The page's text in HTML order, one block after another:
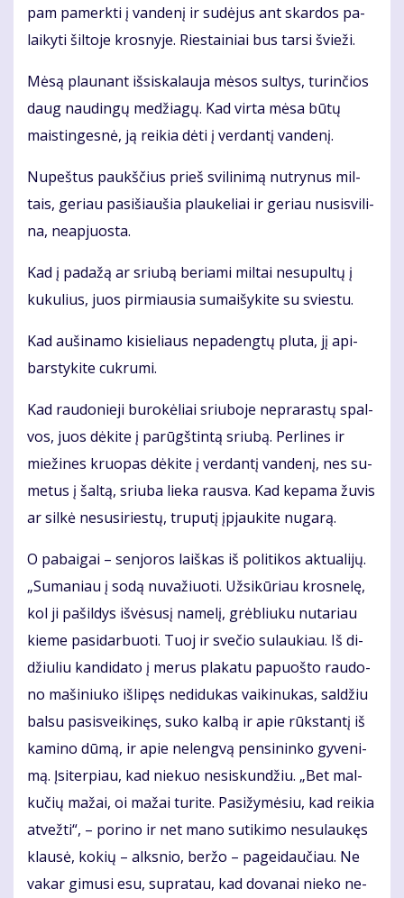
pam pa­merk­ti į van­de­nį ir su­dė­jus ant skar­dos pa­
lai­ky­ti šil­to­je kros­ny­je. Ries­tai­niai bus tar­si švie­ži.
Mė­są plau­nant iš­si­ska­lau­ja mė­sos sul­tys, tu­rin­čios
daug nau­din­gų me­džia­gų. Kad vir­ta mė­sa bū­tų
mais­tin­ges­nė, ją rei­kia dė­ti į ver­dan­tį van­de­nį.
Nu­peš­tus paukš­čius prieš svi­li­ni­mą nu­try­nus mil­
tais, ge­riau pa­si­šiau­šia plau­ke­liai ir ge­riau nu­si­svi­li­
na, ne­ap­juos­ta.
Kad į pa­da­žą ar sriu­bą be­ria­mi mil­tai ne­su­pul­tų į
ku­ku­lius, juos pir­miau­sia su­mai­šy­ki­te su svies­tu.
Kad au­ši­na­mo ki­sie­liaus ne­pa­deng­tų plu­ta, jį api­
bars­ty­ki­te cuk­ru­mi.
Kad rau­do­nie­ji bu­ro­kė­liai sriu­bo­je ne­pra­ras­tų spal­
vos, juos dė­ki­te į pa­rūgš­tin­tą sriu­bą. Per­li­nes ir
mie­ži­nes kruo­pas dė­ki­te į ver­dan­tį van­de­nį, nes su­
me­tus į šal­tą, sriu­ba lie­ka raus­va. Kad ke­pa­ma žu­vis
ar sil­kė ne­su­si­ries­tų, tru­pu­tį įpjau­ki­te nu­ga­rą.
O pa­bai­gai – sen­jo­ros laiš­kas iš po­li­ti­kos ak­tu­a­li­jų.
„Su­ma­niau į so­dą nu­va­žiuo­ti. Už­si­kū­riau kros­ne­lę,
kol ji pa­šil­dys iš­vė­su­sį na­me­lį, grėb­liu­ku nu­ta­riau
kie­me pa­si­dar­buo­ti. Tuoj ir sve­čio su­lau­kiau. Iš di­
džiu­liu kan­di­da­to į me­rus pla­ka­tu pa­puoš­to rau­do­
no ma­ši­niu­ko iš­li­pęs ne­di­du­kas vai­ki­nu­kas, sal­džiu
bal­su pa­si­svei­ki­nęs, su­ko kal­bą ir apie rūks­tan­tį iš
ka­mi­no dū­mą, ir apie ne­leng­vą pen­si­nin­ko gy­ve­ni­
mą. Įsi­ter­piau, kad nie­kuo ne­si­skun­džiu. „Bet mal­
ku­čių ma­žai, oi ma­žai tu­ri­te. Pa­si­žy­mė­siu, kad rei­kia
at­vež­ti“, – po­ri­no ir net ma­no su­ti­ki­mo ne­su­lau­kęs
klau­sė, ko­kių – alks­nio, ber­žo – pa­gei­dau­čiau. Ne
va­kar gi­mu­si esu, su­pra­tau, kad do­va­nai nie­ko ne­